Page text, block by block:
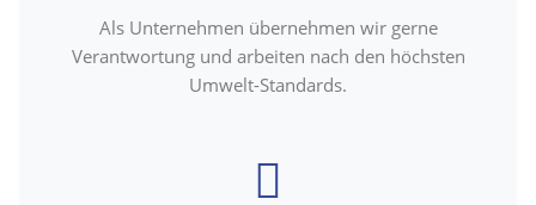
Als Unternehmen übernehmen wir gerne
Verantwortung und arbeiten nach den höchsten
Umwelt-Standards.